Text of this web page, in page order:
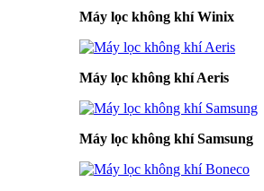
Máy lọc không khí Winix
Máy lọc không khí Aeris
Máy lọc không khí Samsung